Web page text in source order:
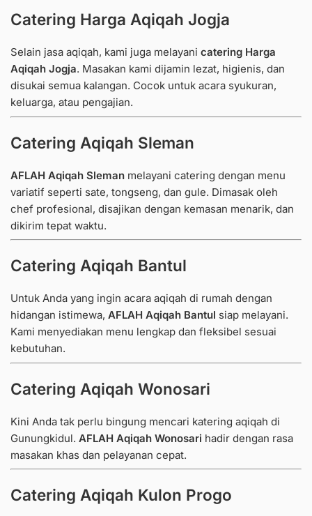
Catering Harga Aqiqah Jogja
Selain jasa aqiqah, kami juga melayani catering Harga
Aqiqah Jogja. Masakan kami dijamin lezat, higienis, dan
disukai semua kalangan. Cocok untuk acara syukuran,
keluarga, atau pengajian.
Catering Aqiqah Sleman
AFLAH Aqiqah Sleman melayani catering dengan menu
variatif seperti sate, tongseng, dan gule. Dimasak oleh
chef profesional, disajikan dengan kemasan menarik, dan
dikirim tepat waktu.
Catering Aqiqah Bantul
Untuk Anda yang ingin acara aqiqah di rumah dengan
hidangan istimewa, AFLAH Aqiqah Bantul siap melayani.
Kami menyediakan menu lengkap dan fleksibel sesuai
kebutuhan.
Catering Aqiqah Wonosari
Kini Anda tak perlu bingung mencari katering aqiqah di
Gunungkidul. AFLAH Aqiqah Wonosari hadir dengan rasa
masakan khas dan pelayanan cepat.
Catering Aqiqah Kulon Progo